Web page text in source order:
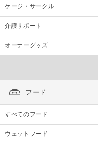
ケージ・サークル
介護サポート
オーナーグッズ
フード
すべてのフード
ウェットフード